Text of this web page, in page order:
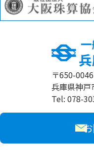
〒650-0046
兵庫県神戸
Tel: 078-